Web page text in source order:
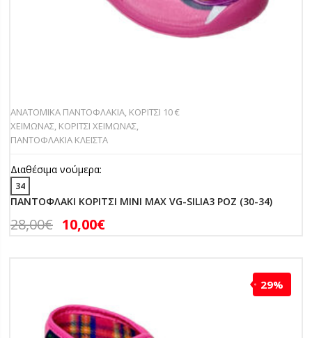
ΑΝΑΤΟΜΙΚΑ ΠΑΝΤΟΦΛΑΚΙΑ, ΚΟΡΙΤΣΙ 10 €
ΧΕΙΜΩΝΑΣ, ΚΟΡΙΤΣΙ ΧΕΙΜΩΝΑΣ,
ΠΑΝΤΟΦΛΑΚΙΑ ΚΛΕΙΣΤΑ
Διαθέσιμα νούμερα:
34
ΠΑΝΤΟΦΛΑΚΙ ΚΟΡΙΤΣΙ MINI MAX VG-SILIA3 ΡΟΖ (30-34)
28,00€ 10,00€
29%